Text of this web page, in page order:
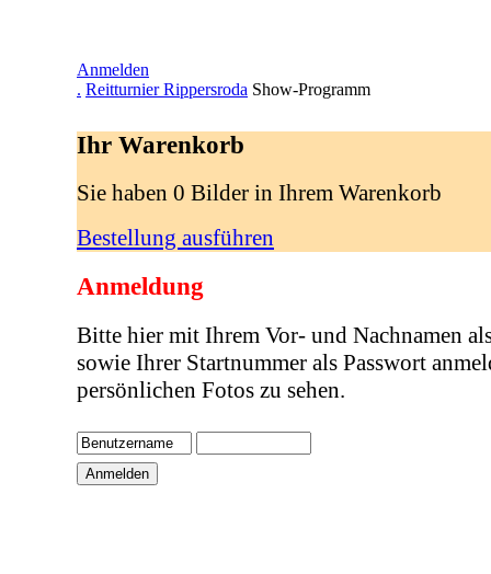
Anmelden
. Reitturnier Rippersroda Show-Programm
Ihr Warenkorb
Sie haben 0 Bilder in Ihrem Warenkorb
Bestellung ausführen
Anmeldung
Bitte hier mit Ihrem Vor- und Nachnamen
sowie Ihrer Startnummer als Passwort
persönlichen Fotos zu sehen.